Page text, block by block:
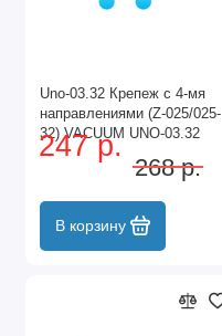
Unо-03.32 Крепеж с 4-мя
направлениями (Z-025/025-
32) VACUUM UNO-03.32
VACUUM
247 р.
268 р.
В корзину